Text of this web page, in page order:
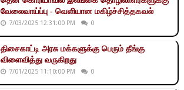
வேலைவாய்ப்பு - வெளியான மகிழ்ச்சித்தகவல்
7/03/2025 12:31:00 PM 0
திசைகாட்டி அரசு மக்களுக்கு பெரும் தீங்கு
விளைவித்து வருகிறது
7/01/2025 11:10:00 PM 0